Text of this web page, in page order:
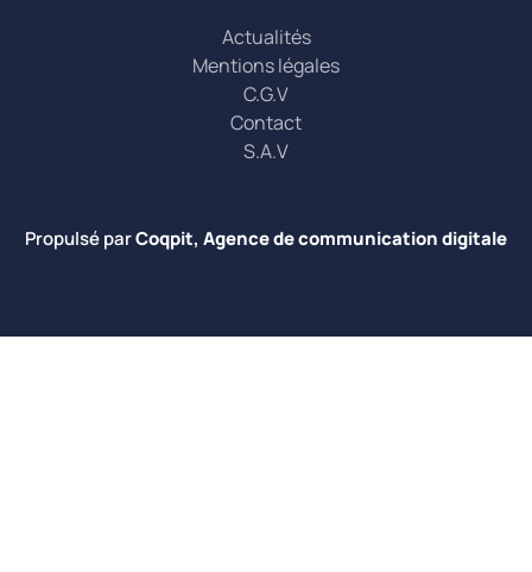
Actualités
Mentions légales
C.G.V
Contact
S.A.V
Propulsé parCoqpit, Agence de communication digitale